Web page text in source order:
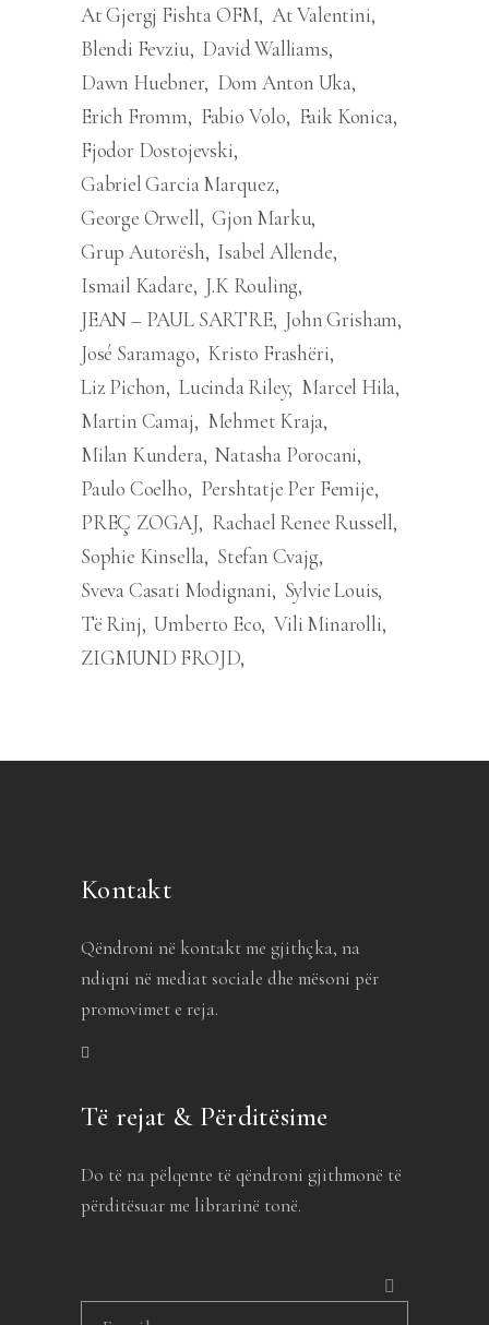
At Gjergj Fishta OFM At Valentini
Blendi Fevziu David Walliams
Dawn Huebner Dom Anton Uka
Erich Fromm
Fabio Volo
Faik Konica
Fjodor Dostojevski
Gabriel Garcia Marquez
George Orwell Gjon Marku
Grup Autorësh Isabel Allende
Ismail Kadare J.K Rouling
JEAN – PAUL SARTRE John Grisham
José Saramago Kristo Frashëri
Liz Pichon Lucinda Riley Marcel Hila
Martin Camaj
Mehmet Kraja
Milan Kundera Natasha Porocani
Paulo Coelho
Pershtatje Per Femije
PREÇ ZOGAJ
Rachael Renee Russell
Sophie Kinsella Stefan Cvajg
Sveva Casati Modignani
Sylvie Louis
Të Rinj Umberto Eco Vili Minarolli
ZIGMUND FROJD
Kontakt
Qëndroni në kontakt me gjithçka, na
ndiqni në mediat sociale dhe mësoni për
promovimet e reja.
Të rejat & Përditësime
Do të na pëlqente të qëndroni gjithmonë të
përditësuar me librarinë tonë.